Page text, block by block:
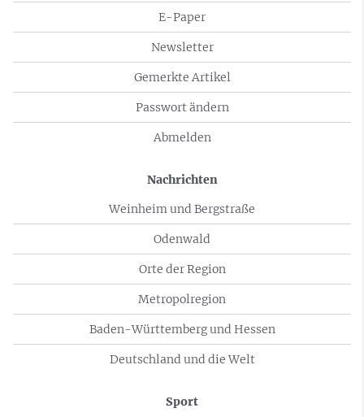
E-Paper
Newsletter
Gemerkte Artikel
Passwort ändern
Abmelden
Nachrichten
Weinheim und Bergstraße
Odenwald
Orte der Region
Metropolregion
Baden-Württemberg und Hessen
Deutschland und die Welt
Sport